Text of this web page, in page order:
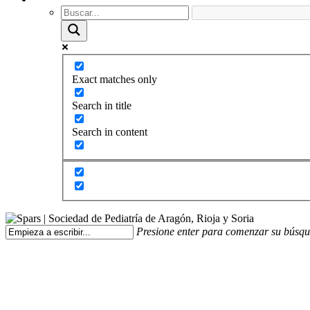
Exact matches only
Search in title
Search in content
Presione enter para comenzar su